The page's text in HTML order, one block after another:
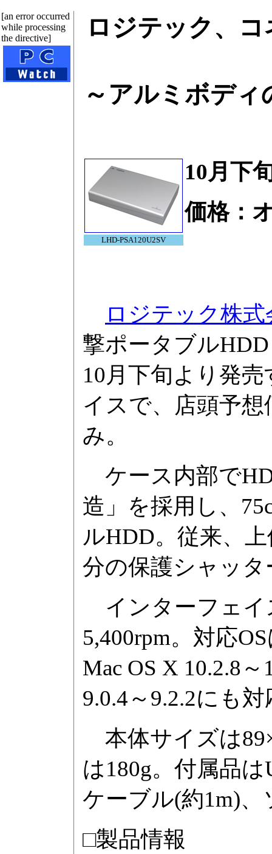
[an error occurred
while processing
the directive]
ロジテック、
～アルミボデ
LHD-PSA120U2SV
10月下
価格：
ロジテック株式
撃ポータブル
10月下旬より発
イスで、店頭予想
み。
ケース内部で
造」を採用し、
ルHDD。従来、
分の保護シャッ
インターフェイ
5,400rpm。対応
Mac OS X 10.2.8
9.0.4～9.2.2にも対
本体サイズは
は180g。付属品
ケーブル(約1m)
□製品情報